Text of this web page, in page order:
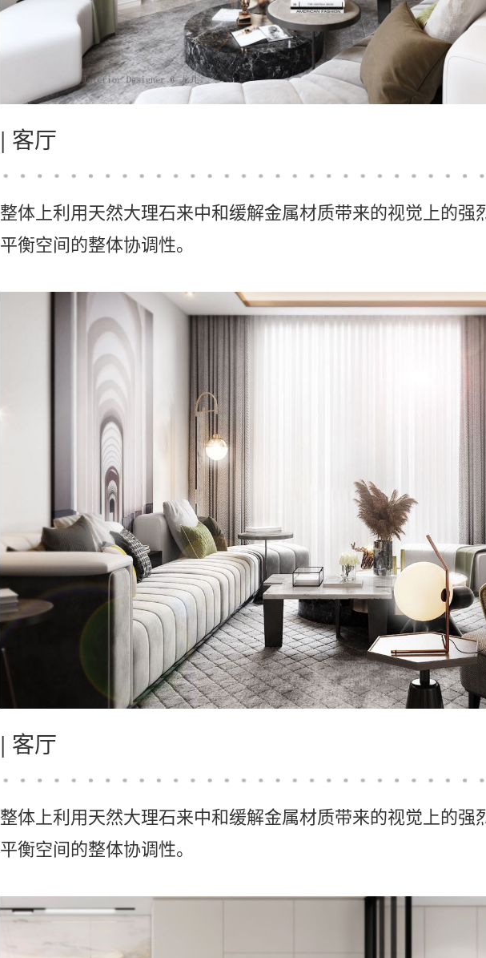
| 客厅
整体上利用天然大理石来中和缓解金属材质带来的视觉上的强
平衡空间的整体协调性。
| 客厅
整体上利用天然大理石来中和缓解金属材质带来的视觉上的强
平衡空间的整体协调性。